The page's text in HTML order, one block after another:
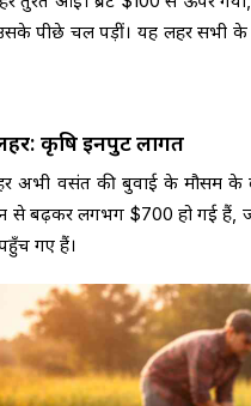
पीछे चल पड़ीं। यह लहर सभी के
कृषि इनपुट लागतें
अभी वसंत की बुवाई के मौसम के
से बढ़कर लगभग $700 हो गई हैं,
गए हैं।